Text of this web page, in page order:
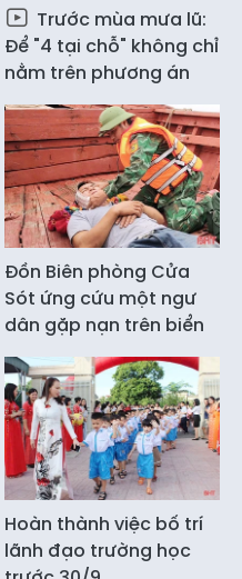
Trước mùa mưa lũ:
Để "4 tại chỗ" không chỉ
nằm trên phương án
Đồn Biên phòng Cửa
Sót ứng cứu một ngư
dân gặp nạn trên biển
Hoàn thành việc bố trí
lãnh đạo trường học